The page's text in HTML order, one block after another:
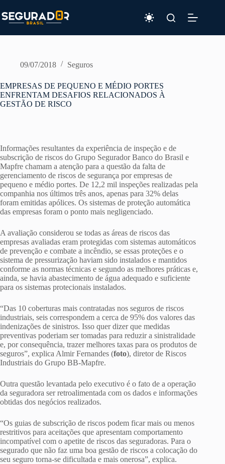
para
o
09/07/2018 Seguros
EMPRESAS DE PEQUENO E MÉDIO PORTES
ENFRENTAM DESAFIOS RELACIONADOS À
GESTÃO DE RISCO
Informações resultantes da experiência de inspeção e de
subscrição de riscos do Grupo Segurador Banco do Brasil e
Mapfre chamam a atenção para a questão da falta de
gerenciamento de riscos de segurança por empresas de
pequeno e médio portes. De 12,2 mil inspeções realizadas pela
companhia nos últimos três anos, apenas para 32% delas
foram emitidas apólices. Os sistemas de proteção automática
das empresas foram o ponto mais negligenciado.
A avaliação considerou se todas as áreas de riscos das
empresas avaliadas eram protegidas com sistemas automáticos
de prevenção e combate a incêndio, se essas proteções e o
sistema de pressurização haviam sido instalados e mantidos
conforme as normas técnicas e segundo as melhores práticas e,
ainda, se havia abastecimento de água adequado e suficiente
para os sistemas protecionais instalados.
“Das 10 coberturas mais contratadas nos seguros de riscos
industriais, seis correspondem a cerca de 95% dos valores das
indenizações de sinistros. Isso quer dizer que medidas
preventivas poderiam ser tomadas para reduzir a sinistralidade
e, por consequência, trazer melhores taxas para os produtos de
seguros”, explica Almir Fernandes (foto), diretor de Riscos
Industriais do Grupo BB-Mapfre.
Outra questão levantada pelo executivo é o fato de a operação
da seguradora ser retroalimentada com os dados e informações
obtidas dos negócios realizados.
“Os guias de subscrição de riscos podem ficar mais ou menos
restritivos para aceitações que apresentam comportamento
incompatível com o apetite de riscos das seguradoras. Para o
segurado que não faz uma boa gestão de riscos a colocação do
seu seguro torna-se dificultada e mais onerosa”, explica.